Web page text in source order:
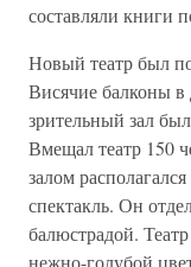
составляли книги
Новый театр был
Висячие балконы
зрительный зал
Вмещал театр 150
залом
спектакль. Он
балюстрадой.
нежно-голубой